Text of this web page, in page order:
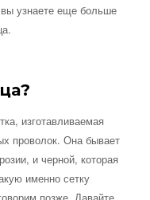
вы узнаете еще больше
изготавливаемая
проволок. Она бывает
и черной, которая
именно сетку